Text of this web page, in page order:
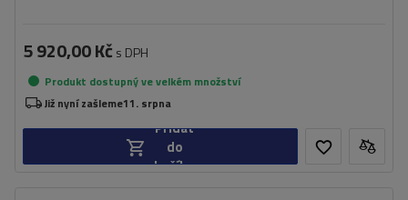
5 920,00 Kč s DPH
Produkt dostupný ve velkém množství
Již nyní zašleme11. srpna
Přidat
do
košíku